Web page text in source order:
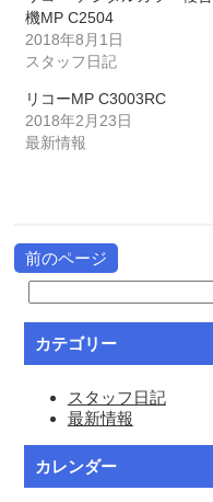
機MP C2504
2018年8月1日
スタッフ日記
リコーMP C3003RC
2018年2月23日
最新情報
前のページ
カテゴリー
スタッフ日記
最新情報
カレンダー